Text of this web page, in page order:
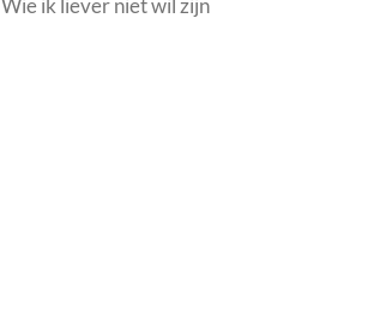
Wie ik liever niet wil zijn